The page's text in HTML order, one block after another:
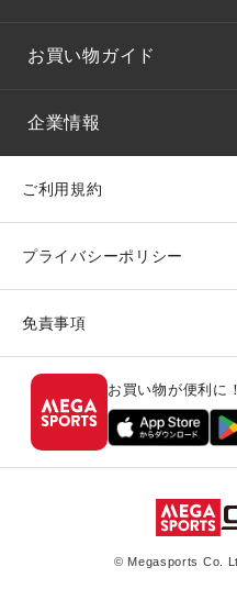
お買い物ガイド
企業情報
ご利用規約
プライバシーポリシー
免責事項
お買い物が便利に
© Megasports Co.